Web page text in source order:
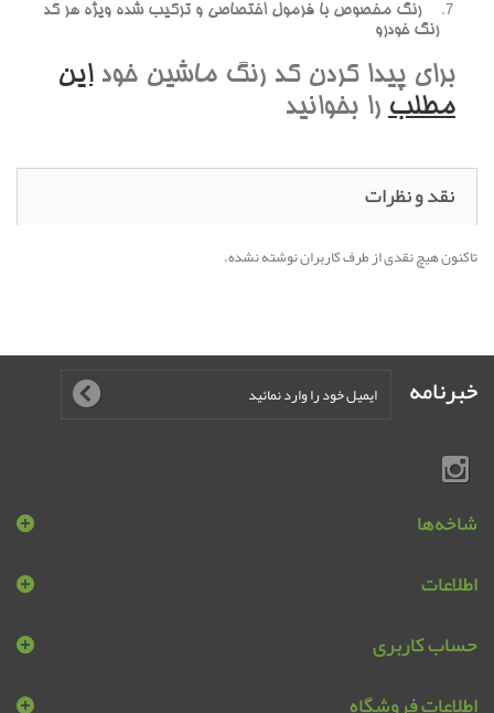
رنگ مخصوص با فرمول اختصاصي و ترکيب شده ويژه هر کد
رنگ خودرو
براي پيدا کردن کد رنگ ماشين خوداين
مطلب را بخوانيد
نقد و نظرات
تاکنون هیچ نقدی از طرف کاربران نوشته نشده.
خبرنامه
شاخه‌ها
اطلاعات
حساب کاربری